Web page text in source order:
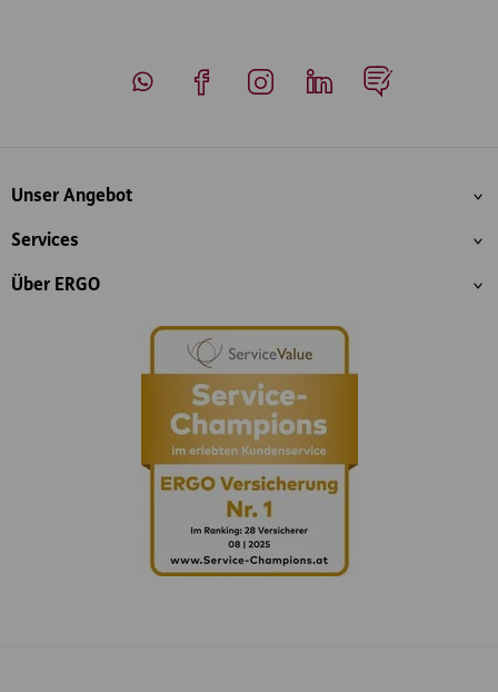
Inhaltsübersicht
Unser Angebot
Services
Über ERGO